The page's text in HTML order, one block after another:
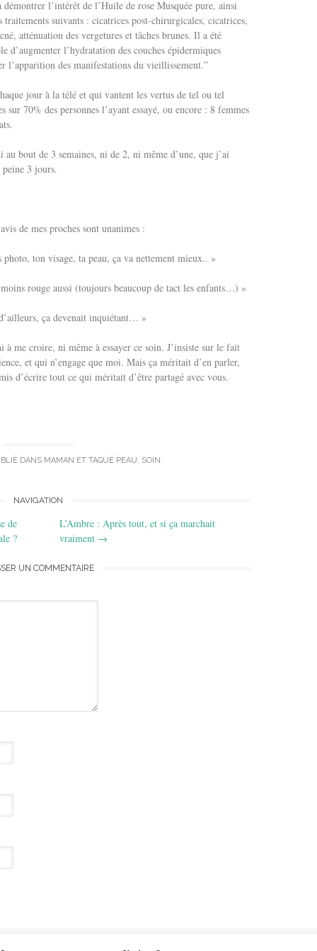
l’intérêt de l’Huile de rose Musquée pure, ainsi
traitements suivants : cicatrices post-chirurgicales, cicatrices,
atténuation des vergetures et tâches brunes. Il a été
d’augmenter l’hydratation des couches épidermiques
l’apparition des manifestations du vieillissement.”
jour à la télé et qui vantent les vertus de tel ou tel
sur 70% des personnes l’ayant essayé, ou encore : 8 femmes
bout de 3 semaines, ni de 2, ni même d’une, que j’ai
3 jours.
de mes proches sont unanimes :
ton visage, ta peau, ça va nettement mieux.. »
rouge aussi (toujours beaucoup de tact les enfants…) »
ça devenait inquiétant… »
me croire, ni même à essayer ce soin. J’insiste sur le fait
et qui n’engage que moi. Mais ça méritait d’en parler,
d’écrire tout ce qui méritait d’être partagé avec vous.
DANS MAMAN ET TAGUÉ PEAU, SOIN .
NAVIGATION
de
?
L’Ambre : Après tout, et si ça marchait
vraiment →
UN COMMENTAIRE